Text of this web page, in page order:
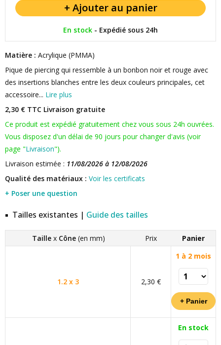
En stock - Expédié sous 24h
Matière : Acrylique (PMMA)
Pique de piercing qui ressemble à un bonbon noir et rouge avec
des insertions blanches entre les deux couleurs principales, cet
accessoire... Lire plus
2,30 € TTC Livraison gratuite
Ce produit est expédié gratuitement chez vous sous 24h ouvrées.
Vous disposez d'un délai de 90 jours pour changer d'avis (voir
page "Livraison").
Livraison estimée : 11/08/2026 à 12/08/2026
Qualité des matériaux : Voir les certificats
+ Poser une question
Tailles existantes | Guide des tailles
Taillex Cône(en mm) Prix Panier
1.2 x 3 2,30 €
1 à 2 mois
En stock